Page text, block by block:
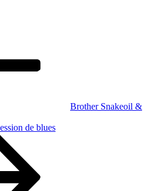
Brother Snakeoil &
de blues